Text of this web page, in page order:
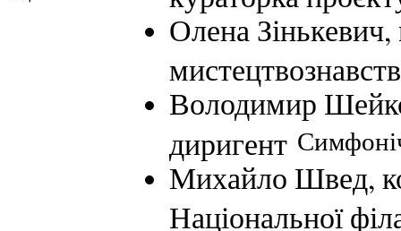
Олена
Володимир
диригент
Михайло Швед,
Національної